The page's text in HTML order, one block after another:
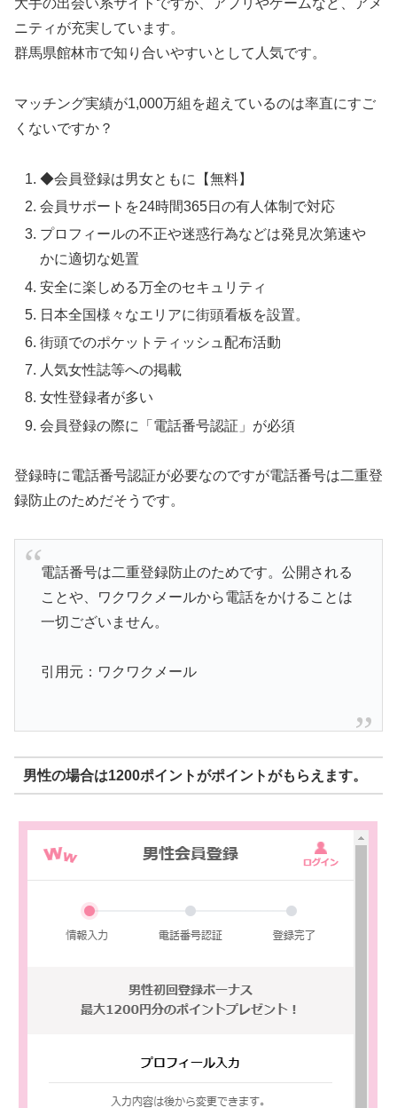
大手の出会い系サイトですが、アプリやゲームなど、アメ
ニティが充実しています。
群馬県館林市で知り合いやすいとして人気です。
マッチング実績が1,000万組を超えているのは率直にすご
くないですか？
◆会員登録は男女ともに【無料】
会員サポートを24時間365日の有人体制で対応
プロフィールの不正や迷惑行為などは発見次第速や
かに適切な処置
安全に楽しめる万全のセキュリティ
日本全国様々なエリアに街頭看板を設置。
街頭でのポケットティッシュ配布活動
人気女性誌等への掲載
女性登録者が多い
会員登録の際に「電話番号認証」が必須
登録時に電話番号認証が必要なのですが電話番号は二重登
録防止のためだそうです。
電話番号は二重登録防止のためです。公開される
ことや、ワクワクメールから電話をかけることは
一切ございません。
引用元：ワクワクメール
男性の場合は1200ポイントがポイントがもらえます。